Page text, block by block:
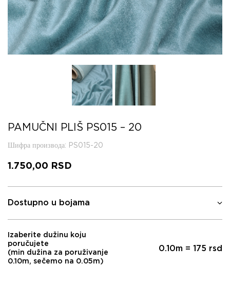
PAMUČNI PLIŠ PS015 – 20
Шифра производа: PS015-20
1.750,00 RSD
Dostupno u bojama
Izaberite dužinu koju
poručujete
(min dužina za poruživanje
0.10m, sečemo na 0.05m)
0.10m = 175 rsd